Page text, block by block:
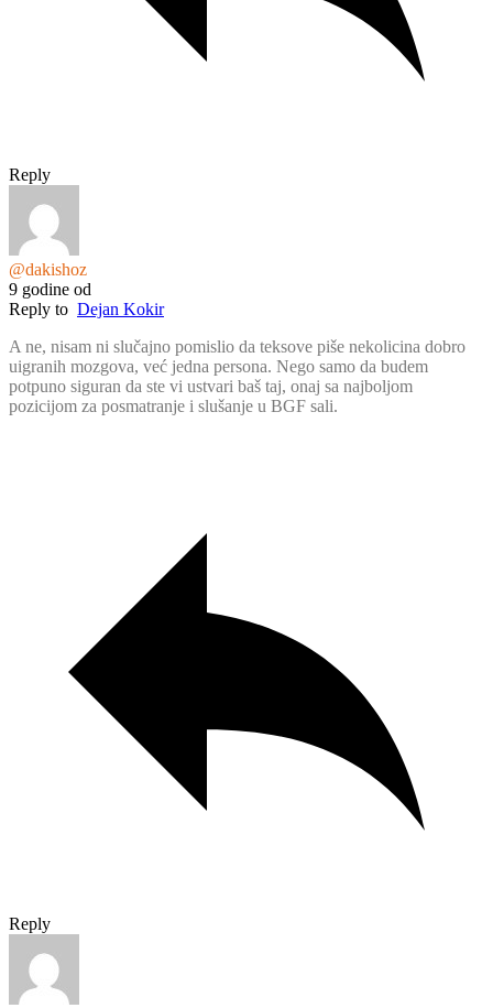
Reply
@dakishoz
9 godine od
Reply to Dejan Kokir
A ne, nisam ni slučajno pomislio da teksove piše nekolicina dobro
uigranih mozgova, već jedna persona. Nego samo da budem
potpuno siguran da ste vi ustvari baš taj, onaj sa najboljom
pozicijom za posmatranje i slušanje u BGF sali.
Reply